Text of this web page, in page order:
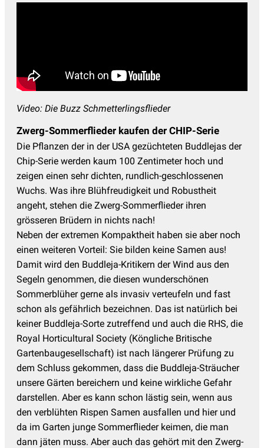
Video: Die Buzz Schmetterlingsflieder
Zwerg-Sommerflieder kaufen der CHIP-Serie
Die Pflanzen der in der USA gezüchteten Buddlejas der
Chip-Serie werden kaum 100 Zentimeter hoch und
zeigen einen sehr dichten, rundlich-geschlossenen
Wuchs. Was ihre Blühfreudigkeit und Robustheit
angeht, stehen die Zwerg-Sommerflieder ihren
grösseren Brüdern in nichts nach!
Neben der extremen Kompaktheit haben sie aber noch
einen weiteren Vorteil: Sie bilden keine Samen aus!
Damit wird den Buddleja-Kritikern der Wind aus den
Segeln genommen, die diesen wunderschönen
Sommerblüher gerne als invasiv verteufeln und fast
schon als gefährlich bezeichnen. Das ist natürlich bei
keiner Buddleja-Sorte zutreffend und auch die RHS, die
Royal Horticultural Society (Köngliche Britische
Gartenbaugesellschaft) ist nach längerer Prüfung zu
dem Schluss gekommen, dass die Buddleja-Sträucher
unsere Gärten bereichern und keine wirkliche Gefahr
darstellen. Aber es kann schon lästig sein, wenn aus
den verblühten Rispen Samen ausfallen und hier und
da im Garten junge Sommerflieder keimen, die man
dann jäten muss. Aber auch das gehört mit den Zwerg-